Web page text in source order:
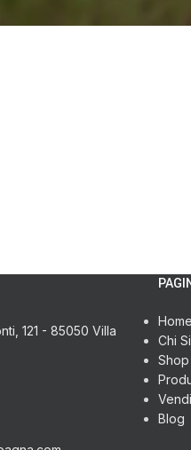
121 - 85050 Villa
Home
Chi
Shop
Blog